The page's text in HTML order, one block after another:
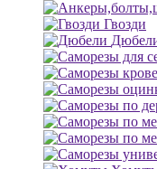
Гвозди